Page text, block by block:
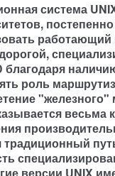
система
благодаря
роль
"железного"
весьма
традиционный